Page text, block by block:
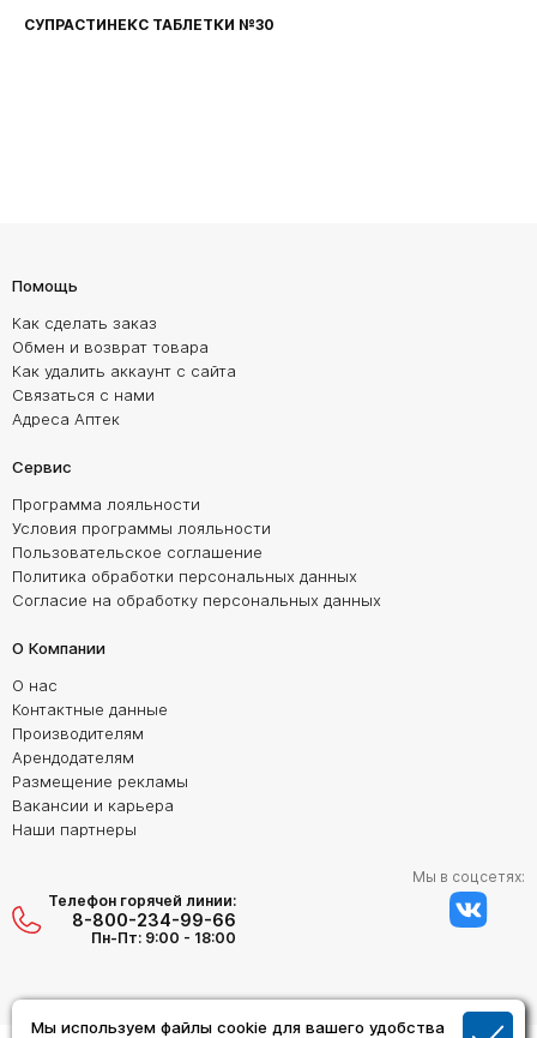
Мы используем файлы cookie для вашего удобства
СУПРАСТИНЕКС ТАБЛЕТКИ №30
Помощь
Как сделать заказ
Обмен и возврат товара
Как удалить аккаунт с сайта
Связаться с нами
Адреса Аптек
Сервис
Программа лояльности
Условия программы лояльности
Пользовательское соглашение
Политика обработки персональных данных
Согласие на обработку персональных данных
О Компании
О нас
Контактные данные
Производителям
Арендодателям
Размещение рекламы
Вакансии и карьера
Наши партнеры
Телефон горячей линии:
8-800-234-99-66
Пн-Пт: 9:00 - 18:00
Мы в соцсетях: